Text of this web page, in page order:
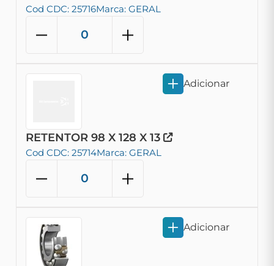
Cod CDC: 25716Marca: GERAL
RETENTOR 98 X 128 X 13
Cod CDC: 25714Marca: GERAL
Adicionar
Adicionar